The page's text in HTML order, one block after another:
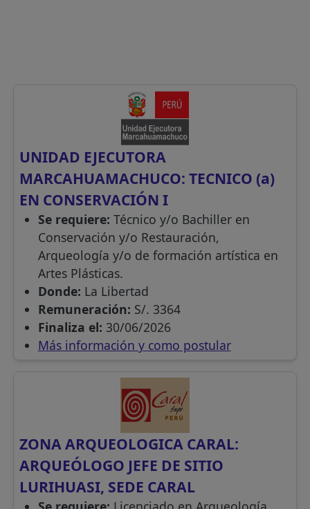
UNIDAD EJECUTORA
MARCAHUAMACHUCO: TECNICO (a)
EN CONSERVACIÓN I
Se requiere: Técnico y/o Bachiller en
Conservación y/o Restauración,
Arqueología y/o de formación artística en
Artes Plásticas.
Donde: La Libertad
Remuneración: S/. 3364
Finaliza el: 30/06/2026
Más información y como postular
ZONA ARQUEOLOGICA CARAL:
ARQUEÓLOGO JEFE DE SITIO
LURIHUASI, SEDE CARAL